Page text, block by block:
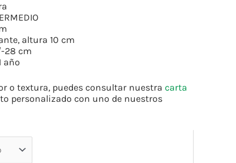
altura 10 cm
28 cm
año
o textura, puedes consultar nuestra carta
personalizado con uno de nuestros